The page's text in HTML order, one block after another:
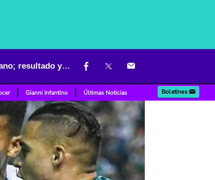
🔴 Deportivo Cali vs. América EN VIVO, siga acá el clásico vallecaucano; resultado y tabla
Gianni Infantino Últimas Noticias Boletines